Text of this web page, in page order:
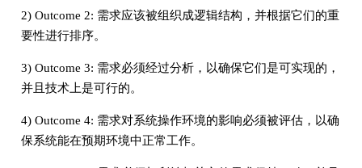
2) Outcome 2: 需求应该被组织成逻辑结构，并根据它们的重
要性进行排序。
3) Outcome 3: 需求必须经过分析，以确保它们是可实现的，
并且技术上是可行的。
4) Outcome 4: 需求对系统操作环境的影响必须被评估，以确
保系统能在预期环境中正常工作。